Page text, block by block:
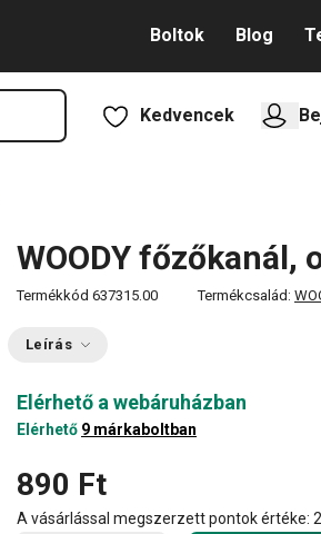
Boltok Blog
Kedvencek
WOODY főzőkanál,
Termékkód 637315.00 Termékcsalád:
Leírás
Elérhető a webáruházban
Elérhető 9 márkaboltban
890 Ft
A vásárlással megszerzett pontok értéke: